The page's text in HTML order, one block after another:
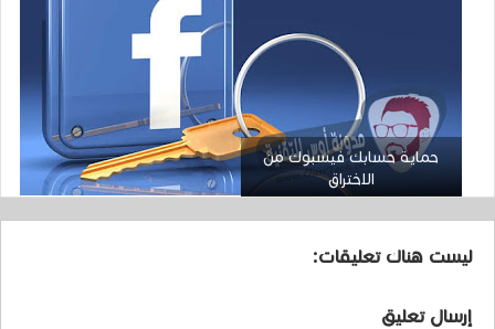
حماية حسابك فيسبوك من
الاختراق
ليست هناك تعليقات:
إرسال تعليق